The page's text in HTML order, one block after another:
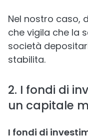
Nel nostro caso,
che vigila che la
società
stabilita.
2. I fondi di
un capitale
I fondi di